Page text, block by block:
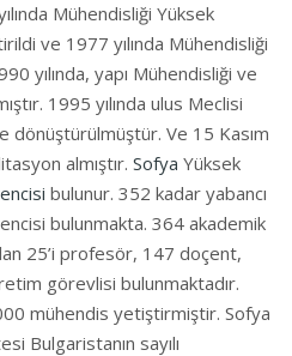
Mühendisliği Yüksek
ve 1977 yılında Mühendisliği
yılında, yapı Mühendisliği ve
1995 yılında ulus Meclisi
Ve 15 Kasım
almıştır. Sofya Yüksek
bulunur. 352 kadar yabancı
bulunmakta. 364 akademik
25’i profesör, 147 doçent,
görevlisi bulunmaktadır.
mühendis yetiştirmiştir. Sofya
Bulgaristanın sayılı